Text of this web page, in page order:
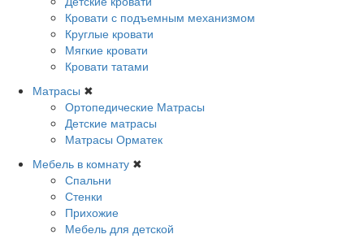
Кровати с подъемным механизмом
Круглые кровати
Мягкие кровати
Кровати татами
Матрасы ✖
Ортопедические Матрасы
Детские матрасы
Матрасы Орматек
Мебель в комнату ✖
Спальни
Стенки
Прихожие
Мебель для детской